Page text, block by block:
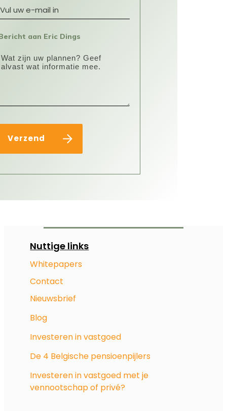
aan Eric Dings
Verzend
Nuttige links
Whitepapers
Contact
Nieuwsbrief
Blog
Investeren in vastgoed
De 4 Belgische pensioenpijlers
Investeren in vastgoed met je
vennootschap of privé?